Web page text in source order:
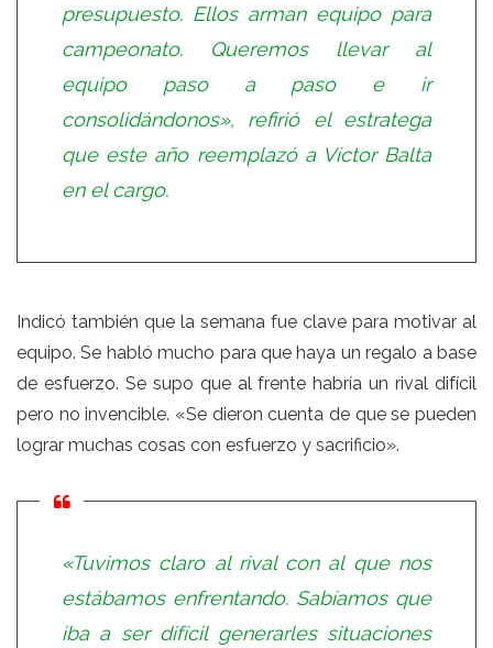
presupuesto. Ellos arman equipo para
campeonato. Queremos llevar al
equipo paso a paso e ir
consolidándonos», refirió el estratega
que este año reemplazó a Víctor Balta
en el cargo.
Indicó también que la semana fue clave para motivar al
equipo. Se habló mucho para que haya un regalo a base
de esfuerzo. Se supo que al frente habría un rival difícil
pero no invencible. «Se dieron cuenta de que se pueden
lograr muchas cosas con esfuerzo y sacrificio».
«Tuvimos claro al rival con al que nos
estábamos enfrentando. Sabíamos que
iba a ser difícil generarles situaciones